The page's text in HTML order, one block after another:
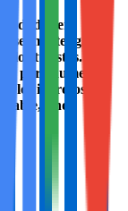
será
se mantenga en
los turistas.
para aumentar
los ingresos,
sino